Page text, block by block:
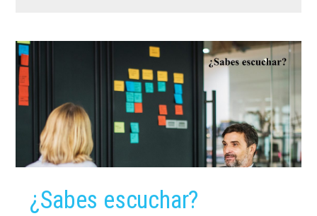
¿Sabes escuchar?